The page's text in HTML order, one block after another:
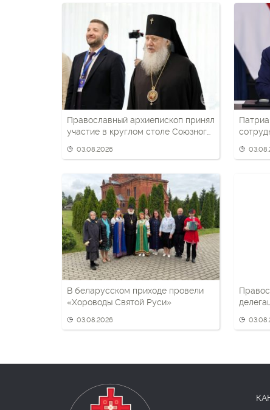
Православный архиепископ принял
участие в круглом столе Союзного
03.08.2026
В беларусском приходе провели
«Хороводы Святой Руси»
03.08.2026